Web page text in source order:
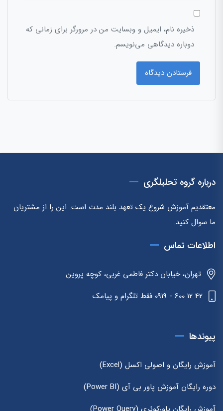
ذخیره نام، ایمیل و وبسایت من در مرورگر برای زمانی که
دوباره دیدگاهی می‌نویسم.
درباره گروه تحلیلگری
معتقدیم آموزش شروع یک تعهد بلند مدت است. این را از مشتریان
ما سوال کنید.
اطلاعات تماس
تهران، خیابان دکتر فاطمی غربی، کوچه پروین
42 12 600 - 0919 فقط تلگرام و پیامک
پیوندها
آموزش رایگان و اصولی اکسل (Excel)
دوره رایگان آموزش پاور بی آی (Power BI)